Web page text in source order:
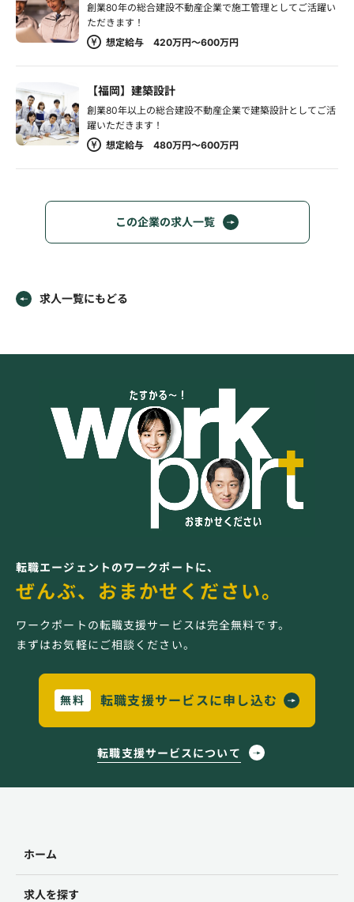
創業80年の総合建設不動産企業で施工管理としてご活躍い
ただきます！
想定給与 420万円～600万円
【福岡】建築設計
創業80年以上の総合建設不動産企業で建築設計としてご活
躍いただきます！
想定給与 480万円～600万円
この企業の求人一覧
求人一覧にもどる
転職エージェントのワークポートに、
ぜんぶ、おまかせください。
ワークポートの転職支援サービスは完全無料です。
まずはお気軽にご相談ください。
無料 転職支援サービスに申し込む
転職支援サービスについて
ホーム
求人を探す